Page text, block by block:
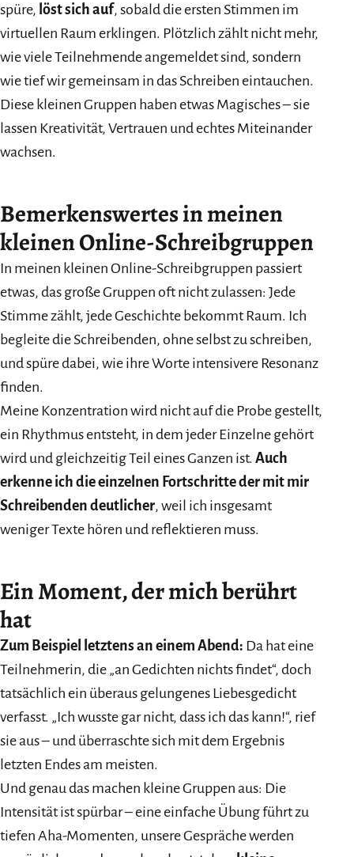
spüre, löst sich auf, sobald die ersten Stimmen im
virtuellen Raum erklingen. Plötzlich zählt nicht mehr,
wie viele Teilnehmende angemeldet sind, sondern
wie tief wir gemeinsam in das Schreiben eintauchen.
Diese kleinen Gruppen haben etwas Magisches – sie
lassen Kreativität, Vertrauen und echtes Miteinander
wachsen.
Bemerkenswertes in meinen
kleinen Online-Schreibgruppen
In meinen kleinen Online-Schreibgruppen passiert
etwas, das große Gruppen oft nicht zulassen: Jede
Stimme zählt, jede Geschichte bekommt Raum. Ich
begleite die Schreibenden, ohne selbst zu schreiben,
und spüre dabei, wie ihre Worte intensivere Resonanz
finden.
Meine Konzentration wird nicht auf die Probe gestellt,
ein Rhythmus entsteht, in dem jeder Einzelne gehört
wird und gleichzeitig Teil eines Ganzen ist. Auch
erkenne ich die einzelnen Fortschritte der mit mir
Schreibenden deutlicher, weil ich insgesamt
weniger Texte hören und reflektieren muss.
Ein Moment, der mich berührt
hat
Zum Beispiel letztens an einem Abend: Da hat eine
Teilnehmerin, die „an Gedichten nichts findet“, doch
tatsächlich ein überaus gelungenes Liebesgedicht
verfasst. „Ich wusste gar nicht, dass ich das kann!“, rief
sie aus – und überraschte sich mit dem Ergebnis
letzten Endes am meisten.
Und genau das machen kleine Gruppen aus: Die
Intensität ist spürbar – eine einfache Übung führt zu
tiefen Aha-Momenten, unsere Gespräche werden